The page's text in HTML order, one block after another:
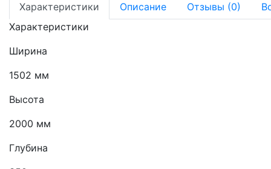
Характеристики Описание Отзывы (0)
Характеристики
Ширина
1502 мм
Высота
2000 мм
Глубина